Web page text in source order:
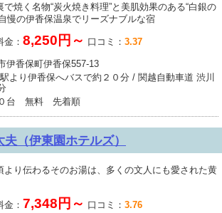
で焼く名物“炭火焼き料理”と美肌効果のある“白銀の
慢の伊香保温泉でリーズナブルな宿
金： 8,250円～ 口コミ： 3.37
伊香保町伊香保557-13
駅より伊香保へバスで約２０分 / 関越自動車道 渋川
台 無料 先着順
（伊東園ホテルズ）
より伝わるそのお湯は、多くの文人にも愛された黄
金： 7,348円～ 口コミ： 3.76